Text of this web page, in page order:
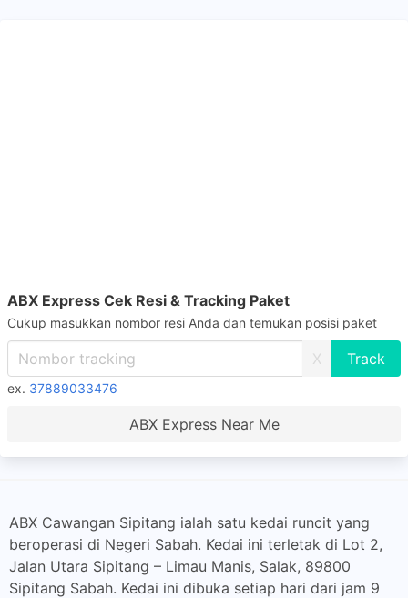
ABX Express Cek Resi & Tracking Paket
Cukup masukkan nombor resi Anda dan temukan posisi paket
X
ex. 37889033476
ABX Express Near Me
ABX Cawangan Sipitang ialah satu kedai runcit yang
beroperasi di Negeri Sabah. Kedai ini terletak di Lot 2,
Jalan Utara Sipitang – Limau Manis, Salak, 89800
Sipitang Sabah. Kedai ini dibuka setiap hari dari jam 9